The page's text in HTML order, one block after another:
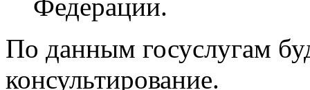
Федерации.
По данным госуслугам
консультирование.